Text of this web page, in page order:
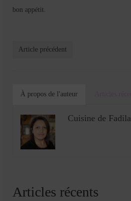
bon appétit.
Article précédent
À propos de l'auteur
Cuisine de Fadila
Articles récents